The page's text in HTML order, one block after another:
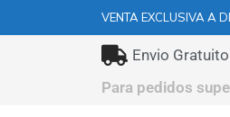
VENTA EXCLUSIVA A
Envio Gratuito
Para pedidos